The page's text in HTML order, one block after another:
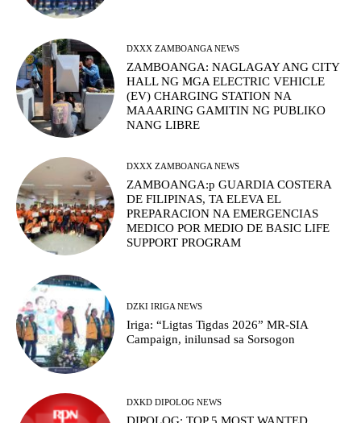
DXXX ZAMBOANGA NEWS
ZAMBOANGA: NAGLAGAY ANG CITY
HALL NG MGA ELECTRIC VEHICLE
(EV) CHARGING STATION NA
MAAARING GAMITIN NG PUBLIKO
NANG LIBRE
DXXX ZAMBOANGA NEWS
ZAMBOANGA:p GUARDIA COSTERA
DE FILIPINAS, TA ELEVA EL
PREPARACION NA EMERGENCIAS
MEDICO POR MEDIO DE BASIC LIFE
SUPPORT PROGRAM
DZKI IRIGA NEWS
Iriga: “Ligtas Tigdas 2026” MR-SIA
Campaign, inilunsad sa Sorsogon
DXKD DIPOLOG NEWS